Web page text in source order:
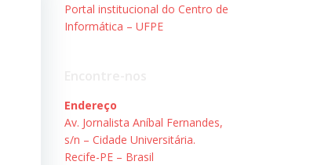
Portal institucional do Centro de
Informática – UFPE
Endereço
Av. Jornalista Aníbal Fernandes,
s/n – Cidade Universitária.
Recife-PE – Brasil